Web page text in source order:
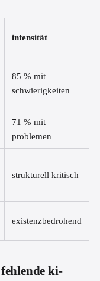
intensität
85 % mit
schwierigkeiten
71 % mit
problemen
strukturell kritisch
existenzbedrohend
ki-